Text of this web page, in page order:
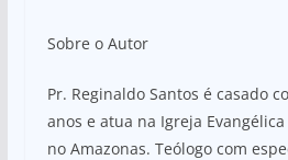
Sobre o Autor
Pr. Reginaldo Santos é casado
anos e atua na Igreja
no Amazonas. Teólogo com